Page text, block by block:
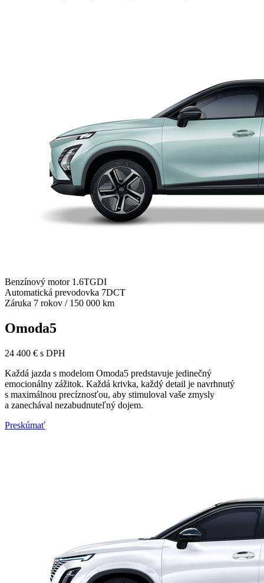
Benzínový motor 1.6TGDI
Automatická prevodovka 7DCT
Záruka 7 rokov / 150 000 km
Omoda5
24 400 € s DPH
Každá jazda s modelom Omoda5 predstavuje jedinečný
emocionálny zážitok. Každá krivka, každý detail je navrhnutý
s maximálnou precíznosťou, aby stimuloval vaše zmysly
a zanechával nezabudnuteľný dojem.
Preskúmať